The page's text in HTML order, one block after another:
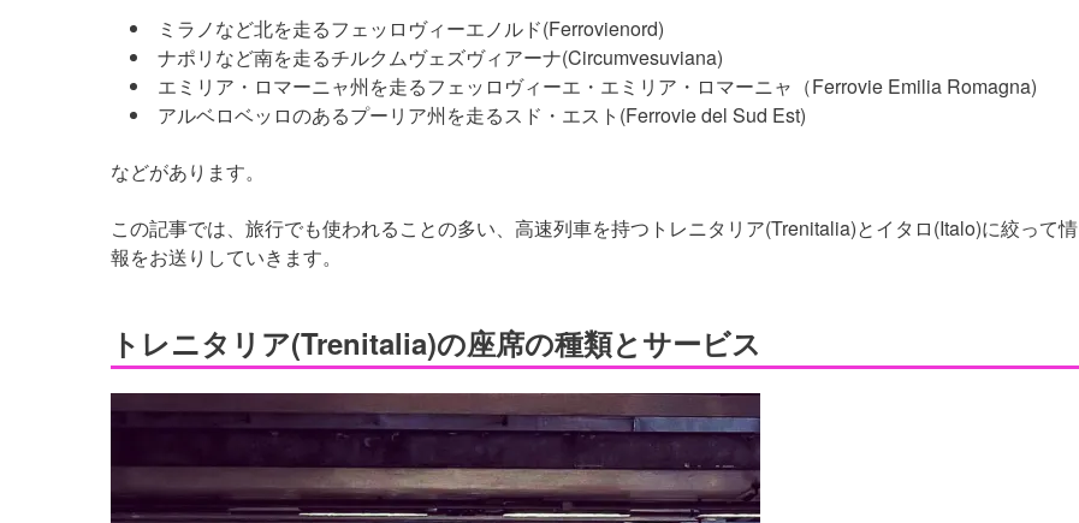
ミラノなど北を走るフェッロヴィーエノルド(Ferrovienord)
ナポリなど南を走るチルクムヴェズヴィアーナ(Circumvesuviana)
エミリア・ロマーニャ州を走るフェッロヴィーエ・エミリア・ロマーニャ（Ferrovie Emilia Romagna)
アルベロベッロのあるプーリア州を走るスド・エスト(Ferrovie del Sud Est)
などがあります。
この記事では、旅行でも使われることの多い、高速列車を持つトレニタリア(Trenitalia)とイタロ(Italo)に絞って情
報をお送りしていきます。
トレニタリア(Trenitalia)の座席の種類とサービス